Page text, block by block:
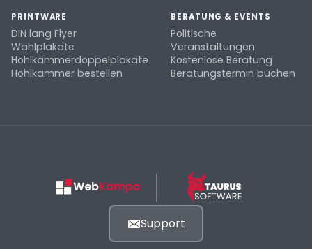
PRINTWARE
DIN lang Flyer
Wahlplakate
Hohlkammerdoppelplakate
Hohlkammer bestellen
BERATUNG & EVENTS
Politische
Veranstaltungen
Kostenlose Beratung
Beratungstermin buchen
Support